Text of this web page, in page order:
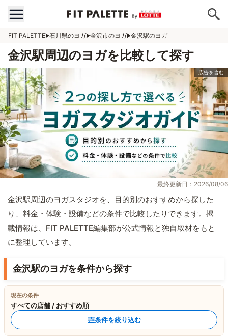
FIT PALETTE 石川県のヨガ 金沢市のヨガ 金沢駅のヨガ
金沢駅周辺のヨガを比較して探す
最終更新日：2026/08/06
金沢駅周辺のヨガスタジオを、目的別のおすすめから探した
り、料金・体験・設備などの条件で比較したりできます。掲
載情報は、FIT PALETTE編集部が公式情報と独自取材をもと
に整理しています。
金沢駅のヨガを条件から探す
現在の条件
すべての店舗 / おすすめ順
条件を絞り込む